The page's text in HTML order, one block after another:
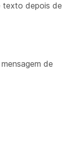
texto depois de
de